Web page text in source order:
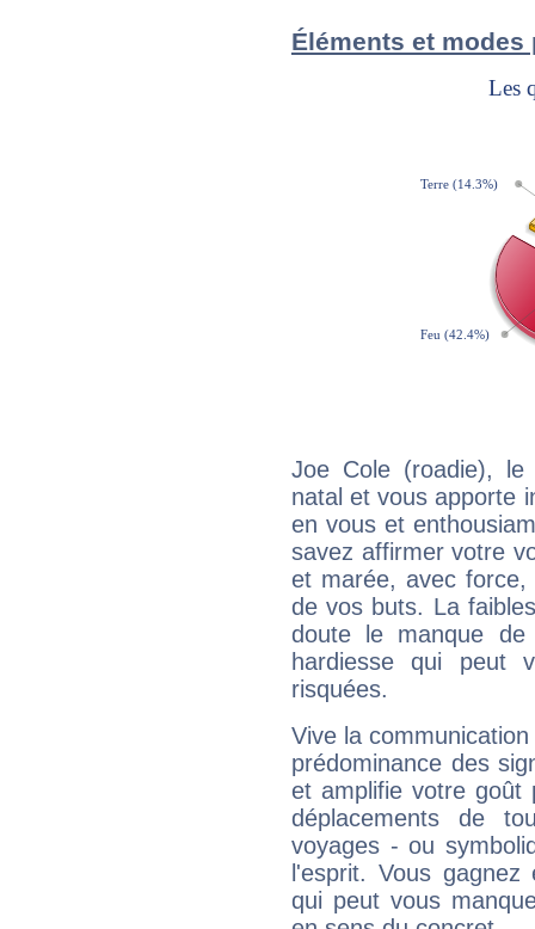
Éléments et modes
Joe Cole (roadie),
natal et vous apporte
en vous et
savez affirmer votre
et marée, avec
de vos buts. La
doute le manque
hardiesse qui peut
risquées.
Vive la
prédominance des
et amplifie votre goût
déplacements de
voyages - ou
l'esprit. Vous
qui peut vous